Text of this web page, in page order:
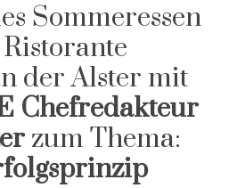
Sommeressen
der Alster mit
Chefredakteur
zum Thema: